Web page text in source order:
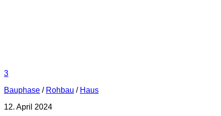
3
Bauphase / Rohbau / Haus
12. April 2024